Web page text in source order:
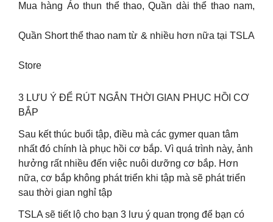
Mua hàng Áo thun thể thao, Quần dài thể thao nam,
Quần Short thể thao nam từ & nhiều hơn nữa tại TSLA
Store
3 LƯU Ý ĐỂ RÚT NGẮN THỜI GIAN PHỤC HỒI CƠ
BẮP
Sau kết thúc buổi tập, điều mà các gymer quan tâm
nhất đó chính là phục hồi cơ bắp. Vì quá trình này, ảnh
hưởng rất nhiều đến việc nuôi dưỡng cơ bắp. Hơn
nữa, cơ bắp không phát triển khi tập mà sẽ phát triển
sau thời gian nghỉ tập
TSLA sẽ tiết lộ cho bạn 3 lưu ý quan trọng để bạn có